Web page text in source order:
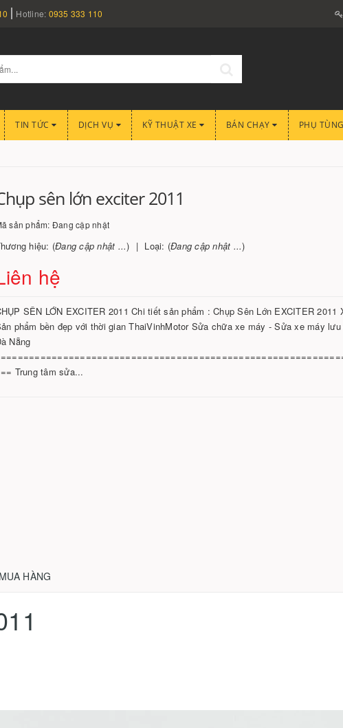
Hotline: 0935 333 110
TIN TỨC DỊCH VỤ KỸ THUẬT XE BÁN CHẠY PHỤ TÙNG
sên lớn exciter 2011
sản phẩm: Đang cập nhật
hiệu: (Đang cập nhật ...) Loại: (Đang cập nhật ...)
hệ
SÊN LỚN EXCITER 2011 Chi tiết sản phẩm : Chụp Sên Lớn EXCITER 2011
phẩm bền đẹp với thời gian ThaiVinhMotor Sửa chữa xe máy - Sửa xe máy
Nẵng
Trung tâm sửa...
HÀNG